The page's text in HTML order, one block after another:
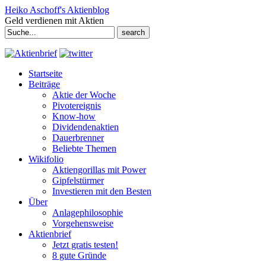
Heiko Aschoff's Aktienblog
Geld verdienen mit Aktien
Search
for:
Startseite
Beiträge
Aktie der Woche
Pivotereignis
Know-how
Dividendenaktien
Dauerbrenner
Beliebte Themen
Wikifolio
Aktiengorillas mit Power
Gipfelstürmer
Investieren mit den Besten
Über
Anlagephilosophie
Vorgehensweise
Aktienbrief
Jetzt gratis testen!
8 gute Gründe